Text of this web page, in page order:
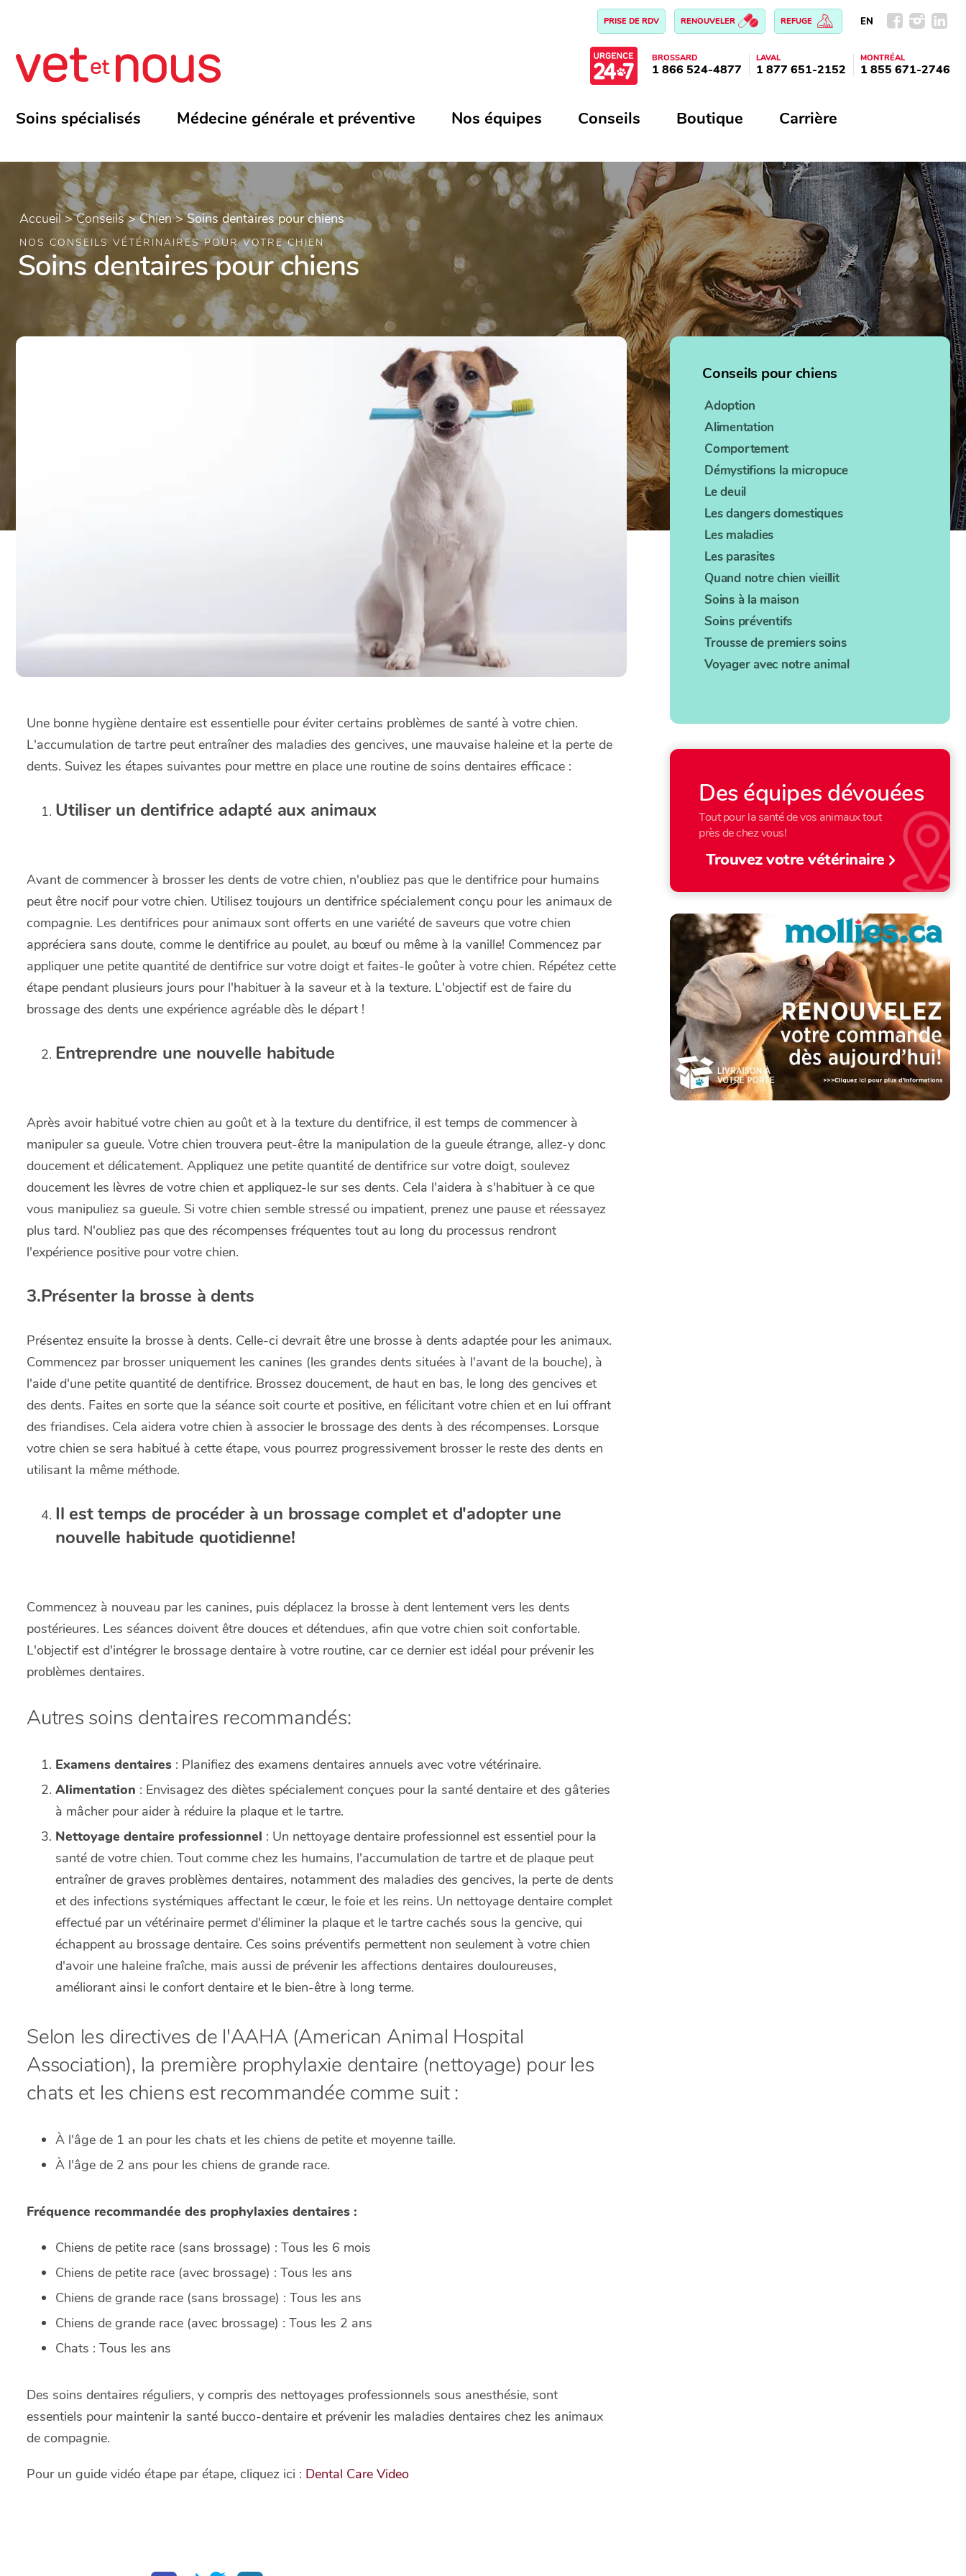
PRISE DE RDV RENOUVELER REFUGE EN
BROSSARD
1 866 524-4877
LAVAL
1 877 651-2152
MONTRÉAL
1 855 671-2746
Soins spécialisés Médecine générale et préventive Nos équipes Conseils Boutique Carrière
Accueil>Conseils>Chien>Soins dentaires pour chiens
NOS CONSEILS VÉTÉRINAIRES POUR VOTRE CHIEN
Soins dentaires pour chiens
Une bonne hygiène dentaire est essentielle pour éviter certains problèmes de santé à votre chien.
L'accumulation de tartre peut entraîner des maladies des gencives, une mauvaise haleine et la perte de
dents. Suivez les étapes suivantes pour mettre en place une routine de soins dentaires efficace :
Utiliser un dentifrice adapté aux animaux
Avant de commencer à brosser les dents de votre chien, n'oubliez pas que le dentifrice pour humains
peut être nocif pour votre chien. Utilisez toujours un dentifrice spécialement conçu pour les animaux de
compagnie. Les dentifrices pour animaux sont offerts en une variété de saveurs que votre chien
appréciera sans doute, comme le dentifrice au poulet, au bœuf ou même à la vanille! Commencez par
appliquer une petite quantité de dentifrice sur votre doigt et faites-le goûter à votre chien. Répétez cette
étape pendant plusieurs jours pour l'habituer à la saveur et à la texture. L'objectif est de faire du
brossage des dents une expérience agréable dès le départ !
Entreprendre une nouvelle habitude
Après avoir habitué votre chien au goût et à la texture du dentifrice, il est temps de commencer à
manipuler sa gueule. Votre chien trouvera peut-être la manipulation de la gueule étrange, allez-y donc
doucement et délicatement. Appliquez une petite quantité de dentifrice sur votre doigt, soulevez
doucement les lèvres de votre chien et appliquez-le sur ses dents. Cela l'aidera à s'habituer à ce que
vous manipuliez sa gueule. Si votre chien semble stressé ou impatient, prenez une pause et réessayez
plus tard. N'oubliez pas que des récompenses fréquentes tout au long du processus rendront
l'expérience positive pour votre chien.
3.Présenter la brosse à dents
Présentez ensuite la brosse à dents. Celle-ci devrait être une brosse à dents adaptée pour les animaux.
Commencez par brosser uniquement les canines (les grandes dents situées à l'avant de la bouche), à
l'aide d'une petite quantité de dentifrice. Brossez doucement, de haut en bas, le long des gencives et
des dents. Faites en sorte que la séance soit courte et positive, en félicitant votre chien et en lui offrant
des friandises. Cela aidera votre chien à associer le brossage des dents à des récompenses. Lorsque
votre chien se sera habitué à cette étape, vous pourrez progressivement brosser le reste des dents en
utilisant la même méthode.
Il est temps de procéder à un brossage complet et d'adopter une
nouvelle habitude quotidienne!
Commencez à nouveau par les canines, puis déplacez la brosse à dent lentement vers les dents
postérieures. Les séances doivent être douces et détendues, afin que votre chien soit confortable.
L'objectif est d'intégrer le brossage dentaire à votre routine, car ce dernier est idéal pour prévenir les
problèmes dentaires.
Autres soins dentaires recommandés:
Examens dentaires : Planifiez des examens dentaires annuels avec votre vétérinaire.
Alimentation : Envisagez des diètes spécialement conçues pour la santé dentaire et des gâteries
à mâcher pour aider à réduire la plaque et le tartre.
Nettoyage dentaire professionnel : Un nettoyage dentaire professionnel est essentiel pour la
santé de votre chien. Tout comme chez les humains, l'accumulation de tartre et de plaque peut
entraîner de graves problèmes dentaires, notamment des maladies des gencives, la perte de dents
et des infections systémiques affectant le cœur, le foie et les reins. Un nettoyage dentaire complet
effectué par un vétérinaire permet d'éliminer la plaque et le tartre cachés sous la gencive, qui
échappent au brossage dentaire. Ces soins préventifs permettent non seulement à votre chien
d'avoir une haleine fraîche, mais aussi de prévenir les affections dentaires douloureuses,
améliorant ainsi le confort dentaire et le bien-être à long terme.
Selon les directives de l'AAHA (American Animal Hospital
Association), la première prophylaxie dentaire (nettoyage) pour les
chats et les chiens est recommandée comme suit :
À l'âge de 1 an pour les chats et les chiens de petite et moyenne taille.
À l'âge de 2 ans pour les chiens de grande race.
Fréquence recommandée des prophylaxies dentaires :
Chiens de petite race (sans brossage) : Tous les 6 mois
Chiens de petite race (avec brossage) : Tous les ans
Chiens de grande race (sans brossage) : Tous les ans
Chiens de grande race (avec brossage) : Tous les 2 ans
Chats : Tous les ans
Des soins dentaires réguliers, y compris des nettoyages professionnels sous anesthésie, sont
essentiels pour maintenir la santé bucco-dentaire et prévenir les maladies dentaires chez les animaux
de compagnie.
Pour un guide vidéo étape par étape, cliquez ici : Dental Care Video
Conseils pour chiens
Adoption
Alimentation
Comportement
Démystifions la micropuce
Le deuil
Les dangers domestiques
Les maladies
Les parasites
Quand notre chien vieillit
Soins à la maison
Soins préventifs
Trousse de premiers soins
Voyager avec notre animal
Des équipes dévouées
Tout pour la santé de vos animaux tout
près de chez vous!
Trouvez votre vétérinaire